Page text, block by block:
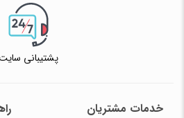
پشتیبانی
خدمات مشتریان